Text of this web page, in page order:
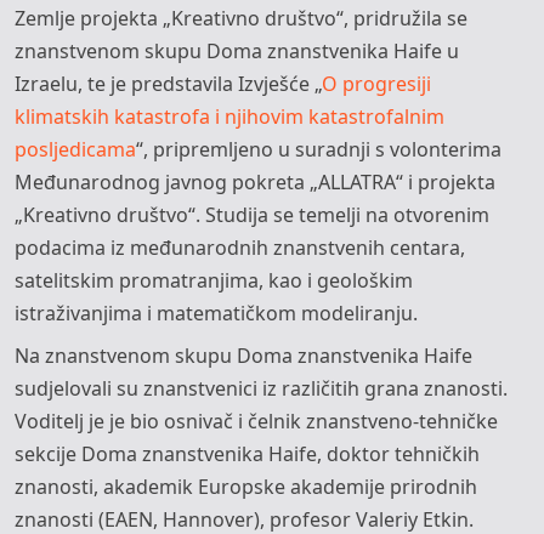
Zemlje projekta „Kreativno društvo“, pridružila se
znanstvenom skupu Doma znanstvenika Haife u
Izraelu, te je predstavila Izvješće „O progresiji
klimatskih katastrofa i njihovim katastrofalnim
posljedicama“, pripremljeno u suradnji s volonterima
Međunarodnog javnog pokreta „ALLATRA“ i projekta
„Kreativno društvo“. Studija se temelji na otvorenim
podacima iz međunarodnih znanstvenih centara,
satelitskim promatranjima, kao i geološkim
istraživanjima i matematičkom modeliranju.
Na znanstvenom skupu Doma znanstvenika Haife
sudjelovali su znanstvenici iz različitih grana znanosti.
Voditelj je je bio osnivač i čelnik znanstveno-tehničke
sekcije Doma znanstvenika Haife, doktor tehničkih
znanosti, akademik Europske akademije prirodnih
znanosti (EAEN, Hannover), profesor Valeriy Etkin.